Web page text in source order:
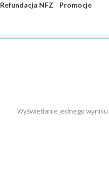
Refundacja NFZ Promocje
Wyświetlanie jednego wyniku